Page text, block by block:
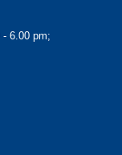
6.00 pm;